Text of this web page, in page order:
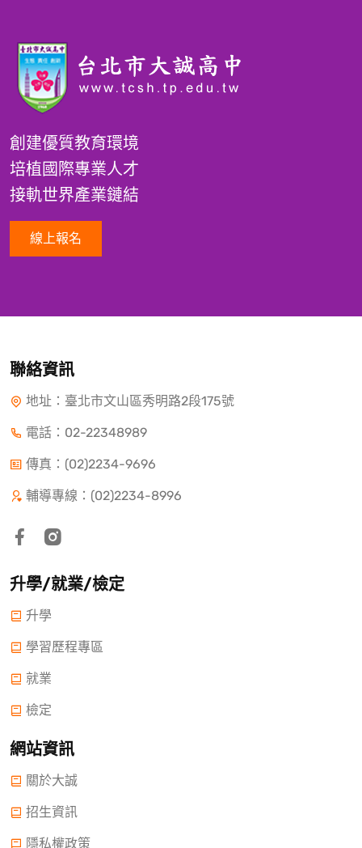
創建優質教育環境
培植國際專業人才
接軌世界產業鏈結
線上報名
聯絡資訊
地址：臺北市文山區秀明路2段175號
電話： 02-22348989
傳真：(02)2234-9696
輔導專線：(02)2234-8996
升學/就業/檢定
升學
學習歷程專區
就業
檢定
網站資訊
關於大誠
招生資訊
隱私權政策